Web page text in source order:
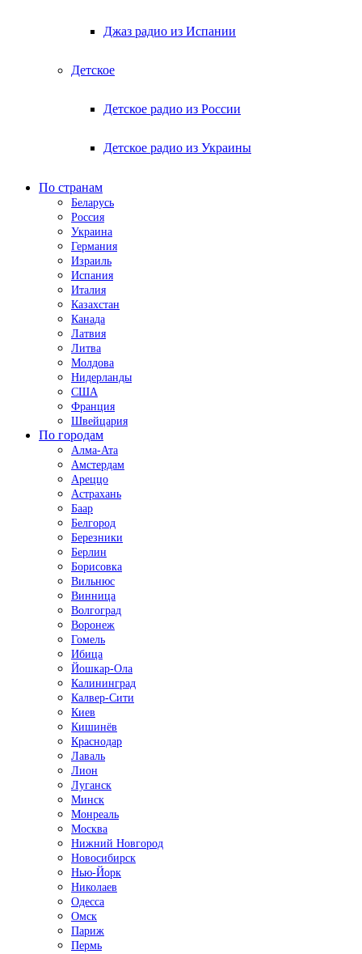
Джаз радио из Испании
Детское
Детское радио из России
Детское радио из Украины
По странам
Беларусь
Россия
Украина
Германия
Израиль
Испания
Италия
Казахстан
Канада
Латвия
Литва
Молдова
Нидерланды
США
Франция
Швейцария
По городам
Алма-Ата
Амстердам
Ареццо
Астрахань
Баар
Белгород
Березники
Берлин
Борисовка
Вильнюс
Винница
Волгоград
Воронеж
Гомель
Ибица
Йошкар-Ола
Калининград
Калвер-Сити
Киев
Кишинёв
Краснодар
Лаваль
Лион
Луганск
Минск
Монреаль
Москва
Нижний Новгород
Новосибирск
Нью-Йорк
Николаев
Одесса
Омск
Париж
Пермь